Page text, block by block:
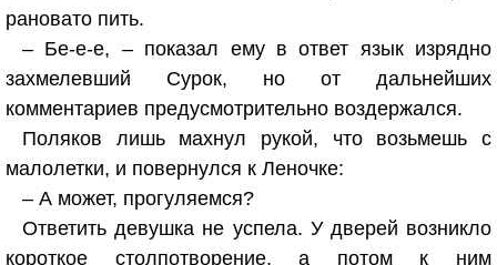
рановато пить.
– Бе-е-е, – показал ему в ответ язык изрядно
захмелевший Сурок, но от дальнейших
комментариев предусмотрительно воздержался.
Поляков лишь махнул рукой, что возьмешь с
малолетки, и повернулся к Леночке:
– А может, прогуляемся?
Ответить девушка не успела. У дверей возникло
короткое столпотворение, а потом к ним